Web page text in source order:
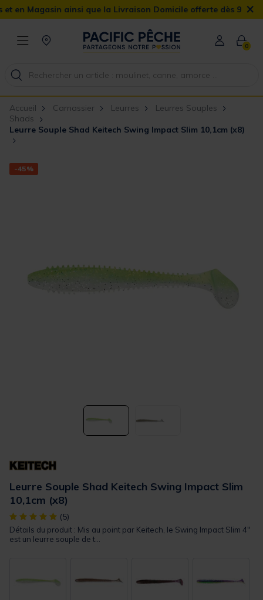
ainsi que la Livraison Domicile offerte dès 90€ ×
0
Accueil Carnassier Leurres
Leurres Souples
Shads
Leurre Souple Shad Keitech Swing Impact Slim 10,1cm (x8)
-45%
Leurre Souple Shad Keitech Swing Impact Slim
10,1cm (x8)
[object Object] out of 5 Customer Rating
(5)
Détails du produit : Mis au point par Keitech, le Swing Impact Slim 4"
est un leurre souple de t...